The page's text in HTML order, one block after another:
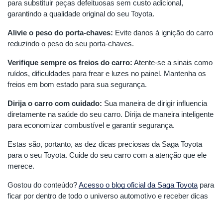
para substituir peças defeituosas sem custo adicional,
garantindo a qualidade original do seu Toyota.
Alivie o peso do porta-chaves: Evite danos à ignição do carro
reduzindo o peso do seu porta-chaves.
Verifique sempre os freios do carro: Atente-se a sinais como
ruídos, dificuldades para frear e luzes no painel. Mantenha os
freios em bom estado para sua segurança.
Dirija o carro com cuidado: Sua maneira de dirigir influencia
diretamente na saúde do seu carro. Dirija de maneira inteligente
para economizar combustível e garantir segurança.
Estas são, portanto, as dez dicas preciosas da Saga Toyota
para o seu Toyota. Cuide do seu carro com a atenção que ele
merece.
Gostou do conteúdo?Acesso o blog oficial da Saga Toyota para
ficar por dentro de todo o universo automotivo e receber dicas